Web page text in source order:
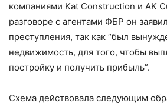
компаниями Kat Construction и AK
разговоре с агентами ФБР он
преступления, так как “был
недвижимость, для того, чтобы
постройку и получить прибыль”.
Схема действовала следующим